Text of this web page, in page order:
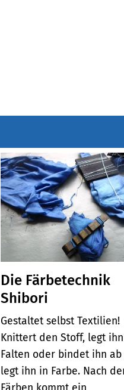
Die Färbetechnik
Shibori
Gestaltet selbst Textilien!
Knittert den Stoff, legt
Falten oder bindet ihn
legt ihn in Farbe. Nach